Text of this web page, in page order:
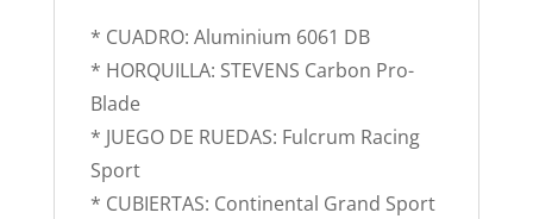
* CUADRO: Aluminium 6061 DB
* HORQUILLA: STEVENS Carbon Pro-
Blade
* JUEGO DE RUEDAS: Fulcrum Racing
Sport
* CUBIERTAS: Continental Grand Sport